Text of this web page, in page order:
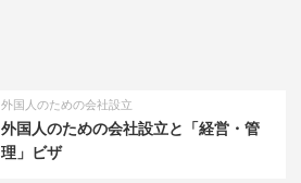
外国人のための会社設立
外国人のための会社設立と「経営・管
理」ビザ